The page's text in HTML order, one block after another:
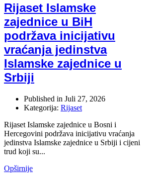
Rijaset Islamske
zajednice u BiH
podržava inicijativu
vraćanja jedinstva
Islamske zajednice u
Srbiji
Published in Juli 27, 2026
Kategorija: Rijaset
Rijaset Islamske zajednice u Bosni i
Hercegovini podržava inicijativu vraćanja
jedinstva Islamske zajednice u Srbiji i cijeni
trud koji su...
Opširnije